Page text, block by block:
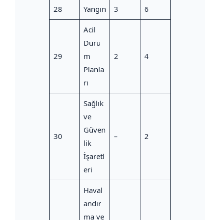
28 Yangın 3 6
29
Acil
Duru
m
Planla
rı
2 4
30
Sağlık
ve
Güven
lik
İşaretl
eri
– 2
Haval
andır
ma ve